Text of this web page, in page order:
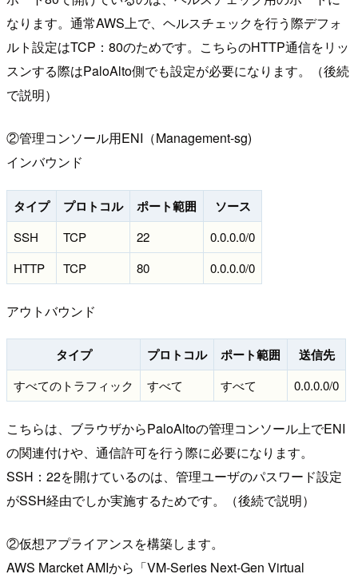
なります。通常AWS上で、ヘルスチェックを行う際デフォ
ルト設定はTCP：80のためです。こちらのHTTP通信をリッ
スンする際はPaloAlto側でも設定が必要になります。（後続
で説明）
②管理コンソール用ENI（Management-sg)
インバウンド
タイプ プロトコル ポート範囲 ソース
SSH TCP 22
0.0.0.0/0
HTTP
TCP 80 0.0.0.0/0
アウトバウンド
タイプ プロトコル ポート範囲 送信先
すべてのトラフィック すべて すべて 0.0.0.0/0
こちらは、ブラウザからPaloAltoの管理コンソール上でENI
の関連付けや、通信許可を行う際に必要になります。
SSH：22を開けているのは、管理ユーザのパスワード設定
がSSH経由でしか実施するためです。（後続で説明）
②仮想アプライアンスを構築します。
AWS Marcket AMIから「VM-Series Next-Gen Virtual